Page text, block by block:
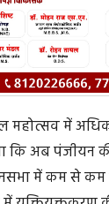
महोत्सव में
कि अब पंजीयन
में कम से कम